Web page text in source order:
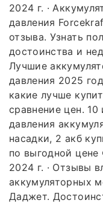
2024 г. ·
давления
отзыва. Узнать
достоинства и
Лучшие
давления 2025
какие лучше
сравнение цен.
давления
насадки, 2 акб
по выгодной
2024 г. · Отзывы
аккумуляторных
Даджет.